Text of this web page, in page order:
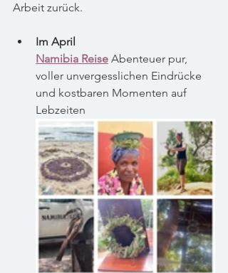
Arbeit zurück.
Im April
Namibia Reise Abenteuer pur,
voller unvergesslichen Eindrücke
und kostbaren Momenten auf
Lebzeiten